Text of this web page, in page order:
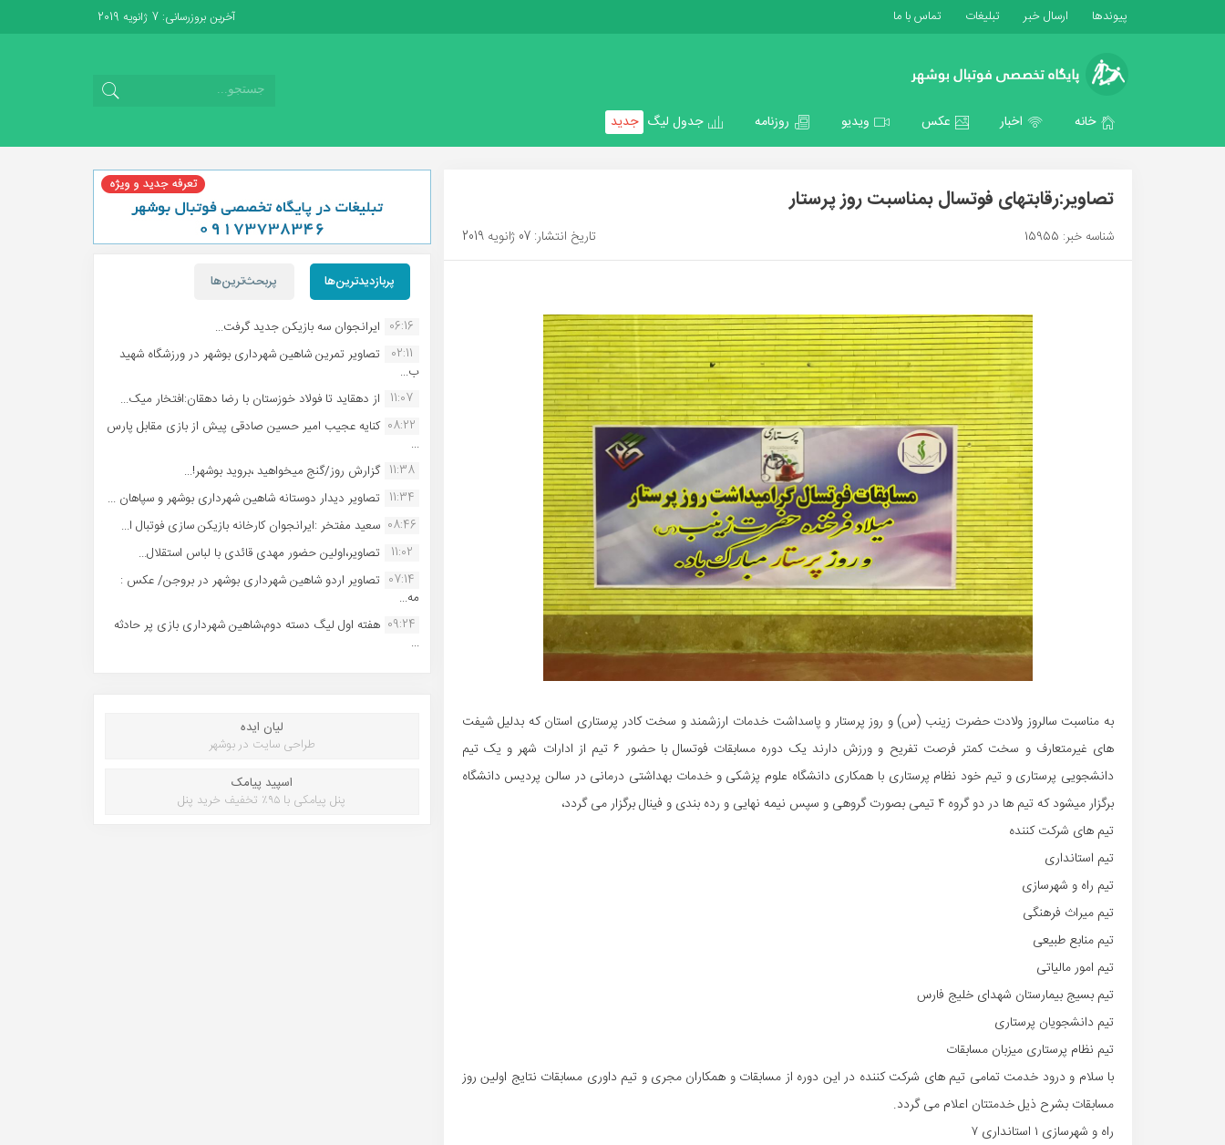
پیوندها ارسال خبر تبلیغات تماس با ما آخرین بروزرسانی: 7 ژانویه 2019
خانه اخبار عکس ویدیو روزنامه جدول لیگ جدید
تصاویر:رقابتهای فوتسال بمناسبت روز پرستار
شناسه خبر: 15955 تاریخ انتشار: 07 ژانویه 2019
به مناسبت سالروز ولادت حضرت زینب (س) و روز پرستار و پاسداشت خدمات ارزشمند و سخت کادر پرستاری استان که بدلیل شیفت
های غیرمتعارف و سخت کمتر فرصت تفریح و ورزش دارند یک دوره مسابقات فوتسال با حضور ۶ تیم از ادارات شهر و یک تیم
دانشجویی پرستاری و تیم خود نظام پرستاری با همکاری دانشگاه علوم پزشکی و خدمات بهداشتی درمانی در سالن پردیس دانشگاه
برگزار میشود که تیم ها در دو گروه ۴ تیمی بصورت گروهی و سپس نیمه نهایی و رده بندی و فینال برگزار می گردد،
تیم های شرکت کننده
تیم استانداری
تیم راه و شهرسازی
تیم میراث فرهنگی
تیم منابع طبیعی
تیم امور مالیاتی
تیم بسیج بیمارستان شهدای خلیج فارس
تیم دانشجویان پرستاری
تیم نظام پرستاری میزبان مسابقات
با سلام و درود خدمت تمامی تیم های شرکت کننده در این دوره از مسابقات و همکاران مجری و تیم داوری مسابقات نتایج اولین روز
مسابقات بشرح ذیل خدمتتان اعلام می گردد.
راه و شهرسازی ١ استانداری ٧
پربازدیدترین‌ها پربحث‌ترین‌ها
06:16 ایرانجوان سه بازیکن جدید گرفت...
02:11
تصاویر تمرین شاهین شهردارى بوشهر در ورزشگاه شهید
ب...
11:07 از دهقاید تا فولاد خوزستان با رضا دهقان:افتخار میک...
08:22 کنایه عجیب امیر حسین صادقی پیش از بازی مقابل پارس
...
11:38 گزارش روز/گنج میخواهید ،بروید بوشهر!...
11:34 تصاویر دیدار دوستانه شاهین شهردارى بوشهر و سپاهان ...
08:46 سعید مفتخر :ایرانجوان کارخانه بازیکن سازی فوتبال ا...
11:02
تصاویر،اولین حضور مهدی قائدی با لباس استقلال...
07:14 تصاویر اردو شاهین شهرداری بوشهر در بروجن/ عکس :
مه...
09:24 هفته اول لیگ دسته دوم،شاهین شهرداری بازی پر حادثه
...
لیان ایده
طراحی سایت در بوشهر
اسپید پیامک
پنل پیامکی با ۹۵٪ تخفیف خرید پنل